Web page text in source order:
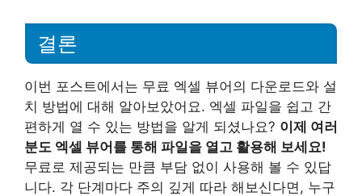
결론
이번 포스트에서는 무료 엑셀 뷰어의 다운로드와 설
치 방법에 대해 알아보았어요. 엑셀 파일을 쉽고 간
편하게 열 수 있는 방법을 알게 되셨나요? 이제 여러
분도 엑셀 뷰어를 통해 파일을 열고 활용해 보세요!
무료로 제공되는 만큼 부담 없이 사용해 볼 수 있답
니다. 각 단계마다 주의 깊게 따라 해보신다면, 누구